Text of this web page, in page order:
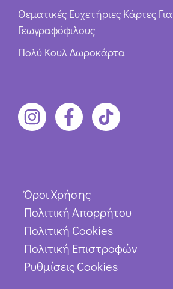
Θεματικές Ευχετήριες Κάρτες Για
Γεωγραφόφιλους
Πολύ Κουλ Δωροκάρτα
Όροι Χρήσης
Πολιτική Απορρήτου
Πολιτική Cookies
Πολιτική Επιστροφών
Ρυθμίσεις Cookies